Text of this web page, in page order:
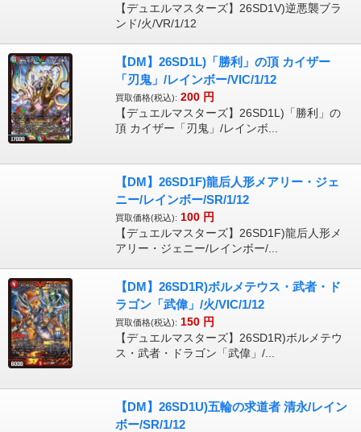
【デュエルマスターズ】26SD1V)逆悪襲ブラ
ンド/火/VR/1/12
【DM】26SD1L)「勝利」の頂 カイザー
「刃鬼」/レインボー/VIC/1/12
買取価格(税込): 200 円
【デュエルマスターズ】26SD1L)「勝利」の
頂 カイザー「刃鬼」/レインボ...
【DM】26SD1F)龍后人形メアリー・ジェ
ニー/レインボー/SR/1/12
買取価格(税込): 100 円
【デュエルマスターズ】26SD1F)龍后人形メ
アリー・ジェニー/レインボー/...
【DM】26SD1R)ボルメテウス・武者・ド
ラゴン「武偉」/火/VIC/1/12
買取価格(税込): 150 円
【デュエルマスターズ】26SD1R)ボルメテウ
ス・武者・ドラゴン「武偉」/...
【DM】26SD1U)五輪の求道者 清永/レイン
ボー/SR/1/12